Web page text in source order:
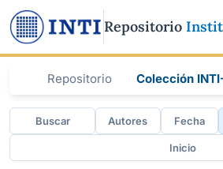
Repositorio
Repositorio Colección
Buscar Autores Fecha
Inicio